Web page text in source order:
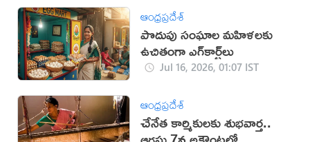
ఆంధ్రప్రదేశ్
పొదుపు సంఘాల మహిళలకు
ఉచితంగా ఎగ్‌కార్ట్‌లు
Jul 16, 2026, 01:07 IST
ఆంధ్రప్రదేశ్
చేనేత కార్మికులకు శుభవార్త..